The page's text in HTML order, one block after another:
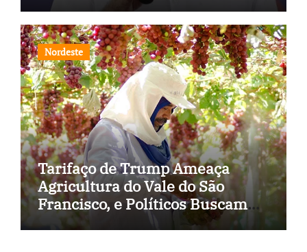
Nordeste
Tarifaço de Trump Ameaça
Agricultura do Vale do São
Francisco, e Políticos Buscam
Soluções